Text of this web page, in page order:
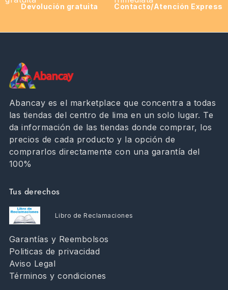
Devolución gratuita Contacto/Atención Express
Abancay es el marketplace que concentra a todas
las tiendas del centro de lima en un solo lugar. Te
da información de las tiendas donde comprar, los
precios de cada producto y la opción de
comprarlos directamente con una garantía del
100%
Tus derechos
Libro de Reclamaciones
Garantías y Reembolsos
Politicas de privacidad
Aviso Legal
Términos y condiciones